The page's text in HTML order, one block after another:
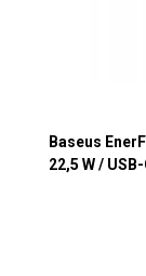
Baseus
22,5 W /